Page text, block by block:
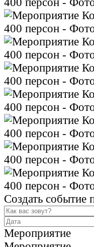
Создать событие
Мероприятие